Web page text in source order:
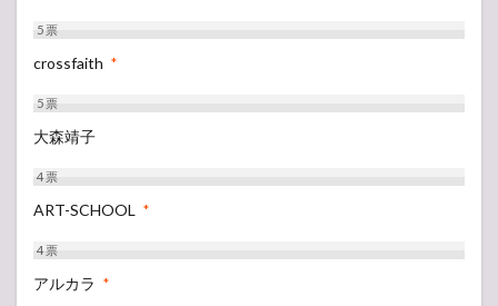
5票
crossfaith *
5票
大森靖子
4票
ART-SCHOOL *
4票
アルカラ *